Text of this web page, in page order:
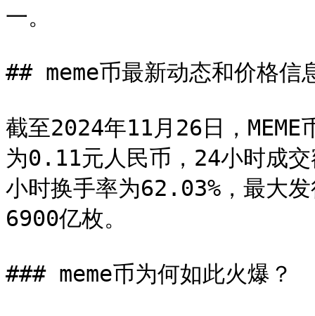
一。
## meme币最新动态和价格信
截至2024年11月26日，
为0.11元人民币，24小时成
小时换手率为62.03%，最大
6900亿枚。
### meme币为何如此火爆？